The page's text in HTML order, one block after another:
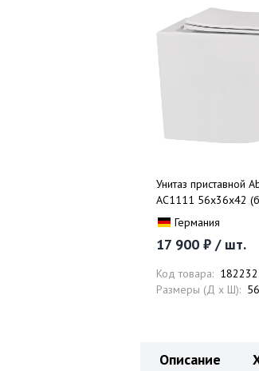
Унитаз приставной Abber Bequem
AC1111 56x36x42
безободковый
Германия
17 900 ₽ / шт.
Код товара: 182232
Размеры (Д x Ш):
Описание